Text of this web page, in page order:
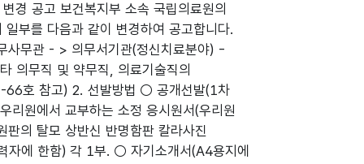
경 공고 보건복지부 소속 국립의료원의
부를 다음과 같이 변경하여 공고합니다.
무관 - > 의무서기관(정신치료분야) -
의무직 및 약무직, 의료기술직의
66호 참고) 2. 선발방법 ○ 공개선발(1차
원에서 교부하는 소정 응시원서(우리원
의 탈모 상반신 반명함판 칼라사진
에 한함) 각 1부. ○ 자기소개서(A4용지에